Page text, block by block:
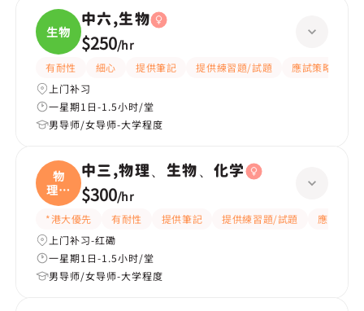
生物
中六,生物
$250/hr
有耐性 細心 提供筆記 提供練習題/試題
應試策略
上门补习
一星期1日-1.5小时/堂
男导师/女导师-大学程度
物
理、
生物
中三,物理、生物、化学
$300/hr
*港大優先 有耐性 提供筆記 提供練習題/試題
應試策略
上门补习-红磡
一星期1日-1.5小时/堂
男导师/女导师-大学程度